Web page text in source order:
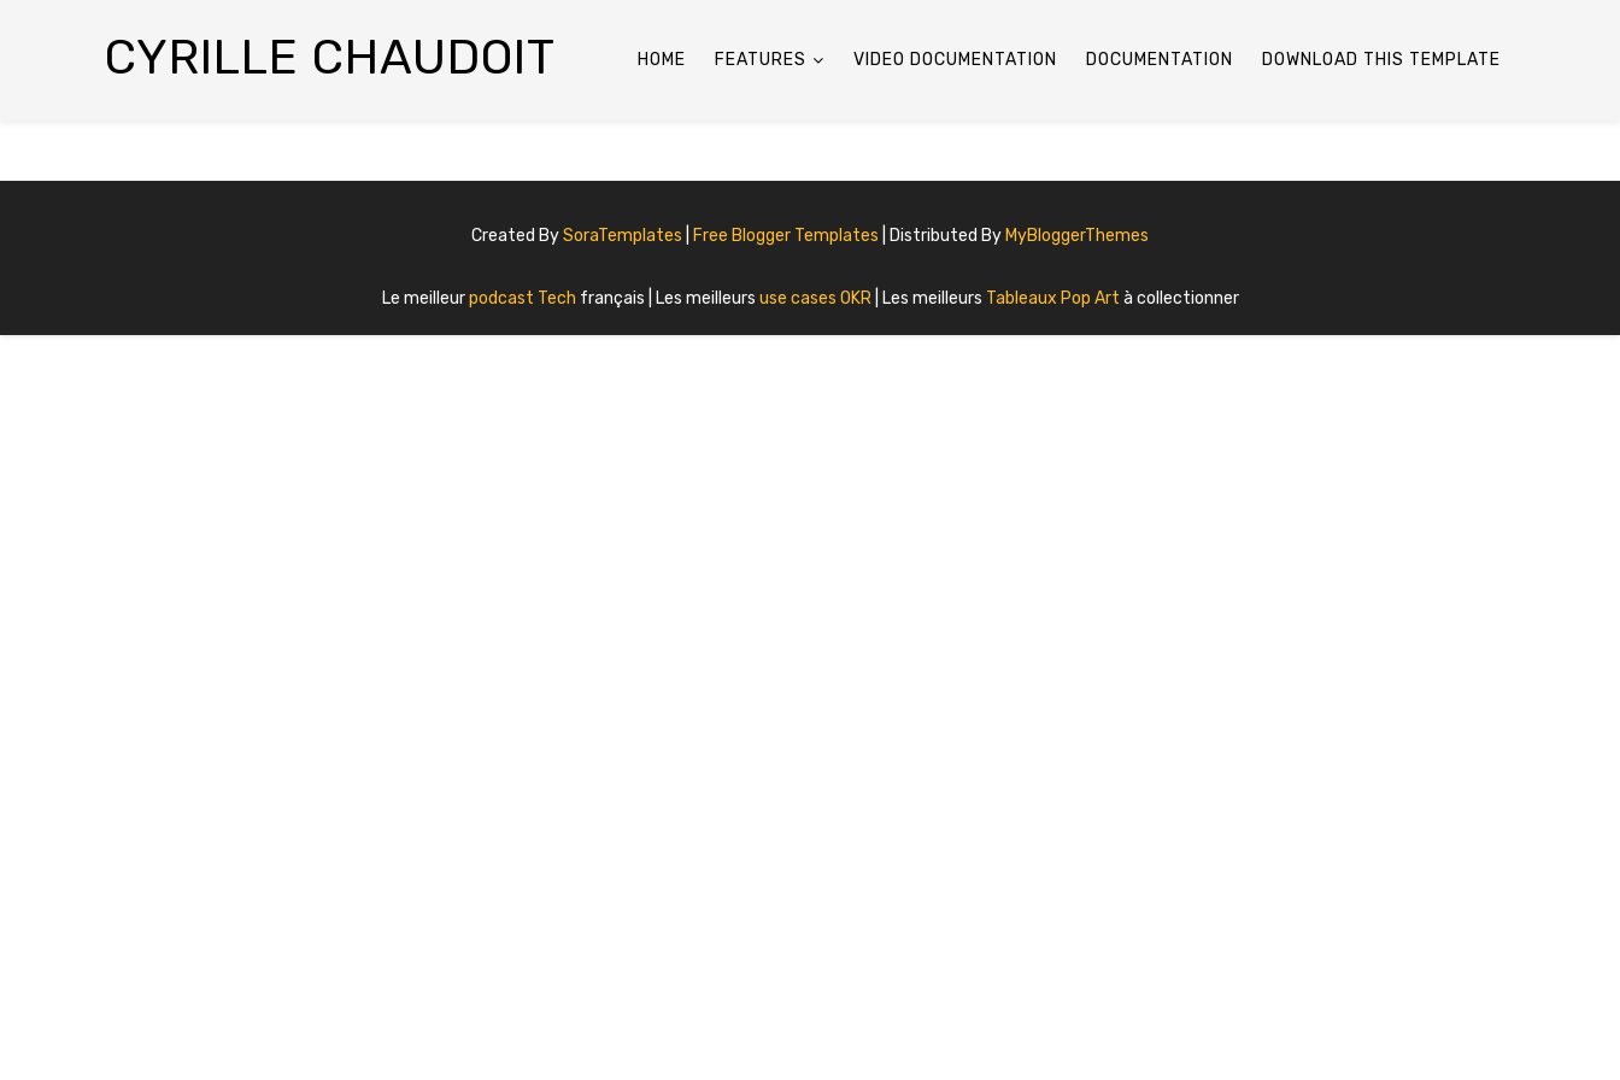
CYRILLE CHAUDOIT HOME FEATURES VIDEO DOCUMENTATION DOCUMENTATION DOWNLOAD THIS TEMPLATE
Created BySoraTemplates Free Blogger Templates | Distributed By MyBloggerThemes
Le meilleurpodcast Tech français | Les meilleurs use cases OKR | Les meilleurs Tableaux Pop Art à collectionner